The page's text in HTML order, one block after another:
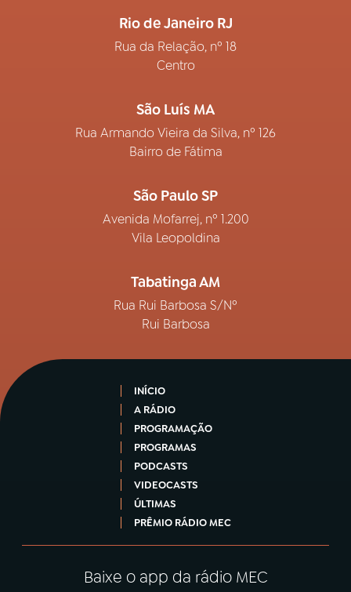
Rio de Janeiro RJ
Rua da Relação, nº 18
Centro
São Luís MA
Rua Armando Vieira da Silva, nº 126
Bairro de Fátima
São Paulo SP
Avenida Mofarrej, nº 1.200
Vila Leopoldina
Tabatinga AM
Rua Rui Barbosa S/Nº
Rui Barbosa
INÍCIO
A RÁDIO
PROGRAMAÇÃO
PROGRAMAS
PODCASTS
VIDEOCASTS
ÚLTIMAS
PRÊMIO RÁDIO MEC
Baixe o app da rádio MEC